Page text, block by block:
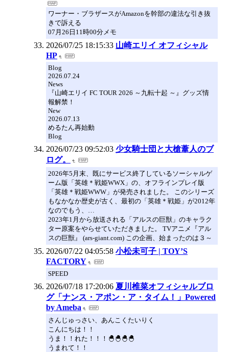
ワーナー・ブラザースがAmazonを幹部の違法な引き抜
きで訴える
07月26日11時00分メモ
2026/07/25 18:15:33 山崎エリイ オフィシャル
HP
Blog
2026.07.24
News
『山崎エリイ FC TOUR 2026 ～九転十起 ～』グッズ情
報解禁！
New
2026.07.13
めるたん再始動
Blog
2026/07/23 09:52:03 少女騎士団と大槍葦人のブ
ログ。
2026年5月末、既にサービス終了しているソーシャルゲ
ーム版「英雄＊戦姫WWX」の、オフラインプレイ版
「英雄＊戦姫WWW」が発売されました。 このシリーズ
もなかなか歴史が古く、最初の「英雄＊戦姫」が2012年
なのでもう、…
2023年1月から放送される「アルスの巨獣」のキャラク
ター原案をやらせていただきました。 TVアニメ『アル
スの巨獣』 (ars-giant.com) この企画、始まったのは３～
2026/07/22 04:05:58 小松未可子 | TOY’S
FACTORY
SPEED
2026/07/18 17:20:06 夏川椎菜オフィシャルブロ
グ「ナンス・アポン・ア・タイム！」Powered
by Ameba
さんじゅっさい、あんこくたいりく
こんにちは！！
うま！！れた！！！🐣🐣🐣🐣
うまれて！！